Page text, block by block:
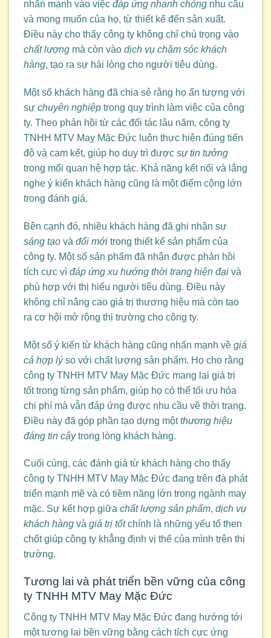
nhấn mạnh vào việc đáp ứng nhanh chóng nhu cầu
và mong muốn của họ, từ thiết kế đến sản xuất.
Điều này cho thấy công ty không chỉ chú trọng vào
chất lượng mà còn vào dịch vụ chăm sóc khách
hàng, tạo ra sự hài lòng cho người tiêu dùng.
Một số khách hàng đã chia sẻ rằng họ ấn tượng với
sự chuyên nghiệp trong quy trình làm việc của công
ty. Theo phản hồi từ các đối tác lâu năm, công ty
TNHH MTV May Mặc Đức luôn thực hiện đúng tiến
độ và cam kết, giúp họ duy trì được sự tin tưởng
trong mối quan hệ hợp tác. Khả năng kết nối và lắng
nghe ý kiến khách hàng cũng là một điểm cộng lớn
trong đánh giá.
Bên cạnh đó, nhiều khách hàng đã ghi nhận sự
sáng tạo và đổi mới trong thiết kế sản phẩm của
công ty. Một số sản phẩm đã nhận được phản hồi
tích cực vì đáp ứng xu hướng thời trang hiện đại và
phù hợp với thị hiếu người tiêu dùng. Điều này
không chỉ nâng cao giá trị thương hiệu mà còn tạo
ra cơ hội mở rộng thị trường cho công ty.
Một số ý kiến từ khách hàng cũng nhấn mạnh về giá
cả hợp lýso với chất lượng sản phẩm. Họ cho rằng
công ty TNHH MTV May Mặc Đức mang lại giá trị
tốt trong từng sản phẩm, giúp họ có thể tối ưu hóa
chi phí mà vẫn đáp ứng được nhu cầu về thời trang.
Điều này đã góp phần tạo dựng mộtthương hiệu
đáng tin cậytrong lòng khách hàng.
Cuối cùng, các đánh giá từ khách hàng cho thấy
công ty TNHH MTV May Mặc Đức đang trên đà phát
triển mạnh mẽ và có tiềm năng lớn trong ngành may
mặc. Sự kết hợp giữa chất lượng sản phẩm, dịch vụ
khách hàng và giá trị tốtchính là những yếu tố then
chốt giúp công ty khẳng định vị thế của mình trên thị
trường.
Tương lai và phát triển bền vững của công
ty TNHH MTV May Mặc Đức
Công ty TNHH MTV May Mặc Đức đang hướng tới
một tương lai bền vững bằng cách tích cực ứng